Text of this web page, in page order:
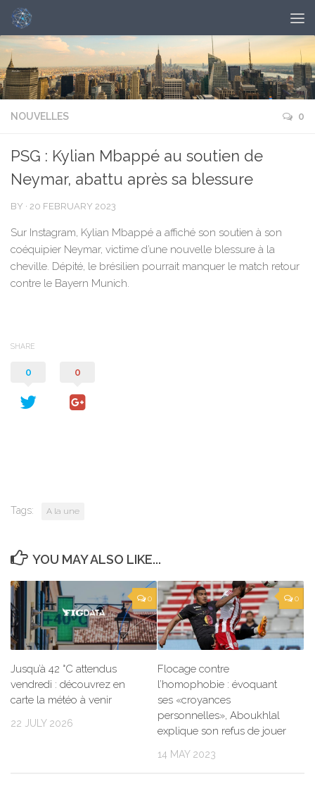
NOUVELLES 0
PSG : Kylian Mbappé au soutien de
Neymar, abattu après sa blessure
BY · 20 FEBRUARY 2023
Sur Instagram, Kylian Mbappé a affiché son soutien à son
coéquipier Neymar, victime d’une nouvelle blessure à la
cheville. Dépité, le brésilien pourrait manquer le match retour
contre le Bayern Munich.
SHARE
0 0
Tags: A la une
YOU MAY ALSO LIKE...
0
Jusqu’à 42 °C attendus
vendredi : découvrez en
carte la météo à venir
22 JULY 2026
0
Flocage contre
l’homophobie : évoquant
ses «croyances
personnelles», Aboukhlal
explique son refus de jouer
14 MAY 2023